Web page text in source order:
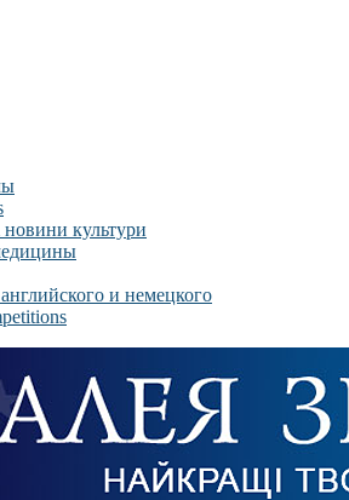
новини культури
и немецкого